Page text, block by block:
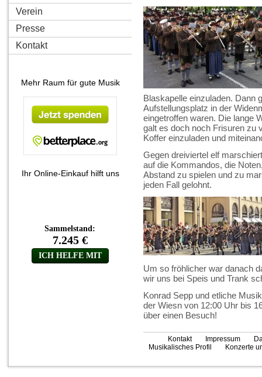
Verein
Presse
Kontakt
Mehr Raum für gute Musik
Ihr Online-Einkauf hilft uns
Blaskapelle einzuladen. Dann
Aufstellungsplatz in der
eingetroffen waren. Die lange
galt es doch noch Frisuren zu
Koffer einzuladen und
Gegen dreiviertel elf
auf die Kommandos, die
Abstand zu spielen und zu
jeden Fall gelohnt.
Um so fröhlicher war danach
wir uns bei Speis und Trank
Konrad Sepp und etliche
der Wiesn von 12:00 Uhr bis
über einen Besuch!
Kontakt Impressum
Musikalisches Profil
Konzerte